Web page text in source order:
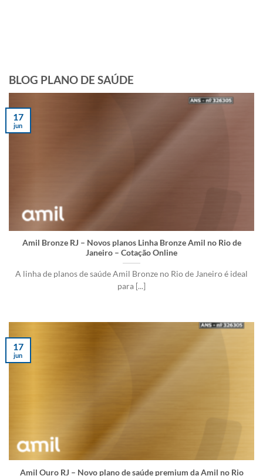
BLOG PLANO DE SAÚDE
Amil Bronze RJ – Novos planos Linha Bronze Amil no Rio de
Janeiro – Cotação Online
A linha de planos de saúde Amil Bronze no Rio de Janeiro é ideal
para [...]
17
jun
Amil Ouro RJ – Novo plano de saúde premium da Amil no Rio
17
jun